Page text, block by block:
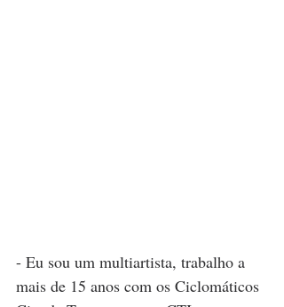
- Eu sou um multiartista, trabalho a
mais de 15 anos com os Ciclomáticos